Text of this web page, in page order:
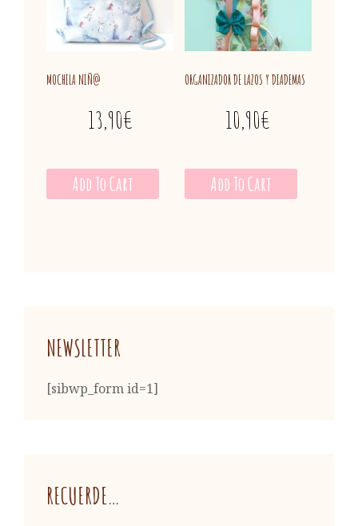
MOCHILA NIÑ@
13,90€
Add To Cart
ORGANIZADOR DE LAZOS Y DIADEMAS
10,90€
Add To Cart
NEWSLETTER
[sibwp_form id=1]
RECUERDE…